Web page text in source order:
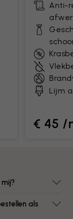
Anti-
Lijm
€ 45 /
als